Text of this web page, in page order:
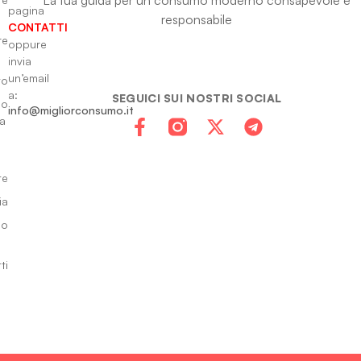
responsabile
SEGUICI SUI NOSTRI SOCIAL
pagina
CONTATTI
oppure
invia
un’email
a:
info@migliorconsumo.it